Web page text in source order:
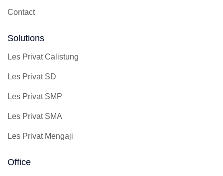
Contact
Solutions
Les Privat Calistung
Les Privat SD
Les Privat SMP
Les Privat SMA
Les Privat Mengaji
Office